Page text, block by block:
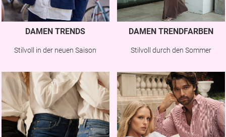
DAMEN TRENDS
Stilvoll in der neuen Saison
DAMEN TRENDFARBEN
Stilvoll durch den Sommer